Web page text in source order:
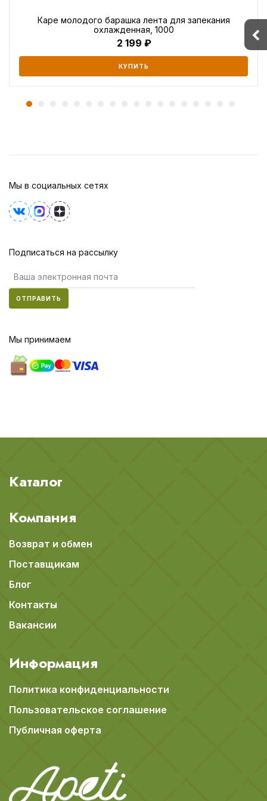
Каре молодого барашка лента для запекания
охлажденная, 1000
2 199
КУПИТЬ
Мы в социальных сетях
Подписаться на рассылку
ОТПРАВИТЬ
Мы принимаем
Каталог
Компания
Возврат и обмен
Поставщикам
Блог
Контакты
Вакансии
Информация
Политика конфиденциальности
Пользовательское соглашение
Публичная оферта